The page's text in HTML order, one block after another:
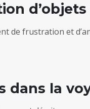
frustration et
dans la